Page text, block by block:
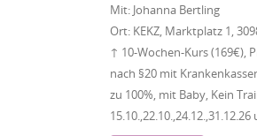
Mit: Johanna Bertling
Ort: KEKZ, Marktplatz 1,
↑ 10-Wochen-Kurs (169€),
nach §20 mit
zu 100%, mit Baby, Kein
15.10.,22.10.,24.12.,31.12.26